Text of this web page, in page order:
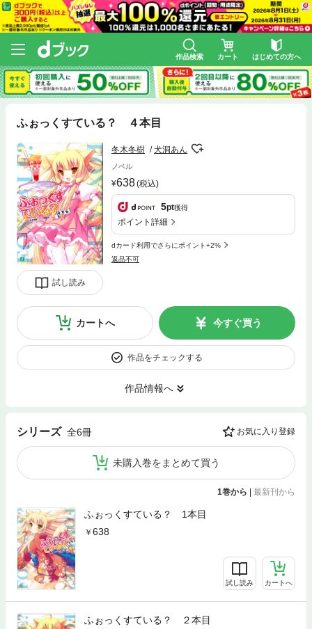
作品検索 カート はじめての方へ
ふぉっくすている？ ４本目
試し読み
冬木冬樹 犬洞あん
ノベル
638(税込)
5pt獲得
ポイント詳細
dカード利用でさらにポイント+2%
返品不可
カートへ 今すぐ買う
作品をチェックする
作品情報へ
シリーズ 全6冊 お気に入り登録
未購入巻をまとめて買う
1巻から | 最新刊から
ふぉっくすている？ 1本目
638
試し読み カートへ
ふぉっくすている？ ２本目